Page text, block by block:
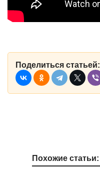
Поделиться статьей:
Похожие статьи: